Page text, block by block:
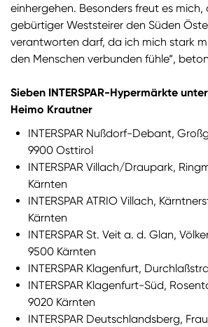
einhergehen. Besonders freut es mich,
gebürtiger Weststeirer den Süden
verantworten darf, da ich mich stark
den Menschen verbunden fühle“,
Sieben INTERSPAR-Hypermärkte
Heimo Krautner
INTERSPAR Nußdorf-Debant,
9900 Osttirol
INTERSPAR Villach/Draupark,
Kärnten
INTERSPAR ATRIO Villach,
Kärnten
INTERSPAR St. Veit a. d. Glan,
9500 Kärnten
INTERSPAR Klagenfurt,
INTERSPAR Klagenfurt-Süd,
9020 Kärnten
INTERSPAR Deutschlandsberg,